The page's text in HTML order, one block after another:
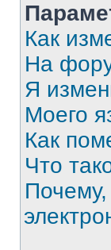
Как
На
Я
Моего
Как
Что